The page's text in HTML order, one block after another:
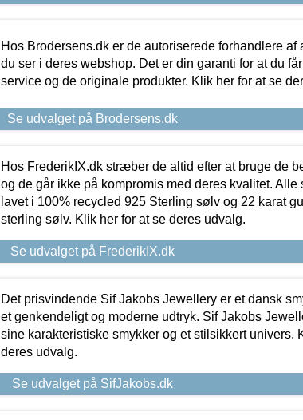
Hos Brodersens.dk er de autoriserede forhandlere
du ser i deres webshop. Det er din garanti for at du
service og de originale produkter. Klik her for at se
Se udvalget på Brodersens.dk
Hos FrederikIX.dk stræber de altid efter at bruge de
og de går ikke på kompromis med deres kvalitet. Alle
lavet i 100% recycled 925 Sterling sølv og 22 karat
sterling sølv. Klik her for at se deres udvalg.
Se udvalget på FrederikIX.dk
Det prisvindende Sif Jakobs Jewellery er et dansk
et genkendeligt og moderne udtryk. Sif Jakobs
sine karakteristiske smykker og et stilsikkert univers.
deres udvalg.
Se udvalget på SifJakobs.dk